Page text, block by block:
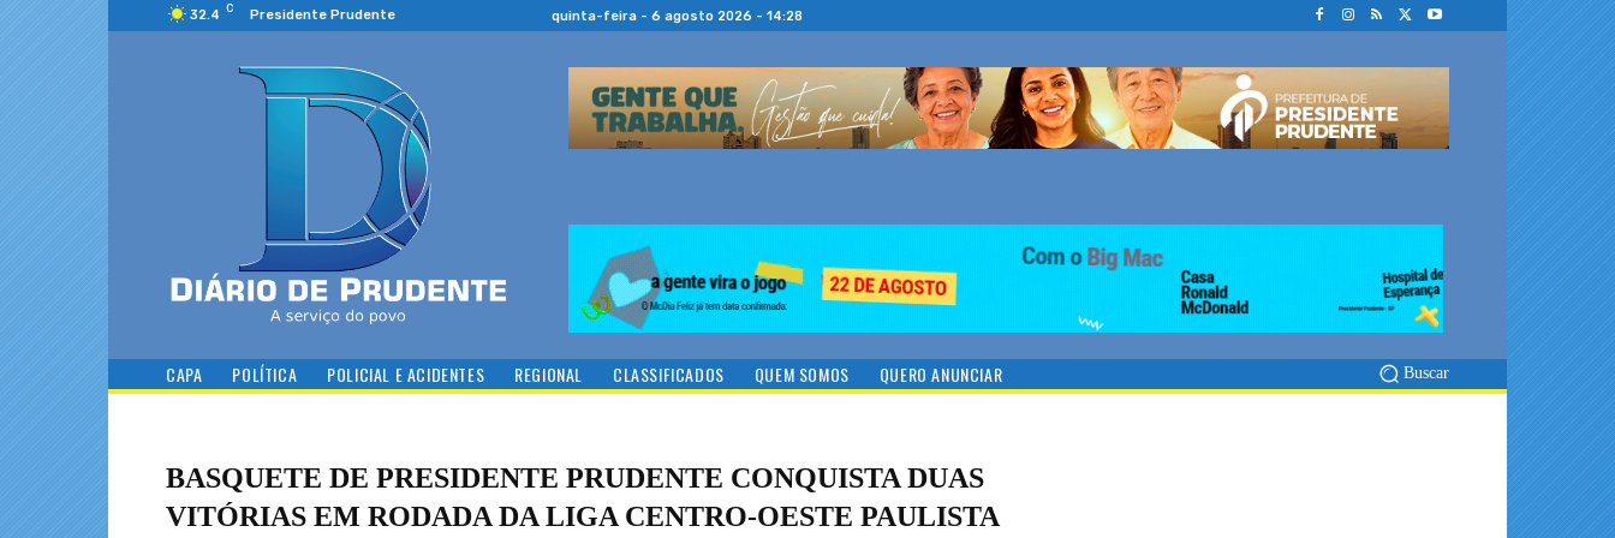
32.4 C Presidente Prudente quinta-feira - 6 agosto 2026 - 14:28
CAPA POLÍTICA POLICIAL E ACIDENTES REGIONAL CLASSIFICADOS QUEM SOMOS QUERO ANUNCIAR Buscar
BASQUETE DE PRESIDENTE PRUDENTE CONQUISTA DUAS
VITÓRIAS EM RODADA DA LIGA CENTRO-OESTE PAULISTA